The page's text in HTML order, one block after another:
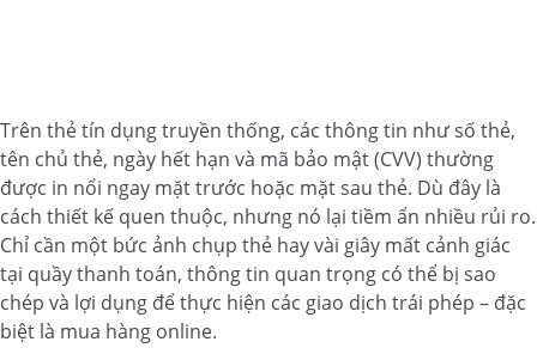
Trên thẻ tín dụng truyền thống, các thông tin như số thẻ,
tên chủ thẻ, ngày hết hạn và mã bảo mật (CVV) thường
được in nổi ngay mặt trước hoặc mặt sau thẻ. Dù đây là
cách thiết kế quen thuộc, nhưng nó lại tiềm ẩn nhiều rủi ro.
Chỉ cần một bức ảnh chụp thẻ hay vài giây mất cảnh giác
tại quầy thanh toán, thông tin quan trọng có thể bị sao
chép và lợi dụng để thực hiện các giao dịch trái phép – đặc
biệt là mua hàng online.